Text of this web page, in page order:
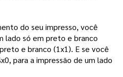
do seu impresso, você
lado só em preto e branco
e branco (1x1). E se você
para a impressão de um lado